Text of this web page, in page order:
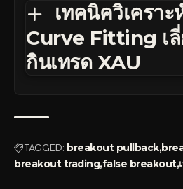
เทคนิควิเคราะ
Curve Fitting เลี่
กินเทรด XAU
TAGGED: breakout pullback
breakout tradingfalse breakout